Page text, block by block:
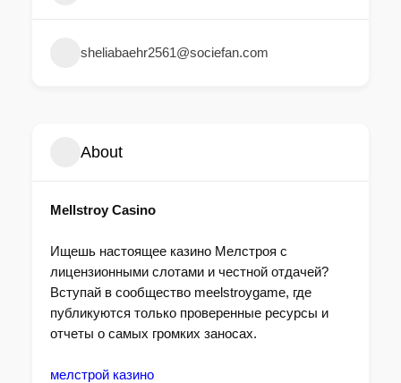
sheliabaehr2561@sociefan.com
About
Mellstroy Casino
Ищешь настоящее казино Мелстроя с
лицензионными слотами и честной отдачей?
Вступай в сообщество meelstroygame, где
публикуются только проверенные ресурсы и
отчеты о самых громких заносах.
мелстрой казино